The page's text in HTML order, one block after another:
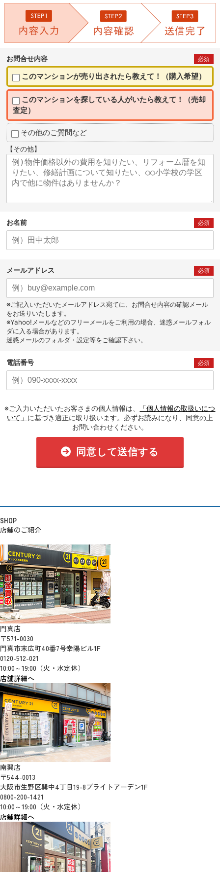
お問合せ内容 必須
このマンションが売り出されたら教えて！（購入希望）
このマンションを探している人がいたら教えて！（売却
査定）
その他のご質問など
【その他】
お名前 必須
メールアドレス 必須
※ご記入いただいたメールアドレス宛てに、お問合せ内容の確認メール
をお送りいたします。
※Yahoo!メールなどのフリーメールをご利用の場合、迷惑メールフォル
ダに入る場合があります。
迷惑メールのフォルダ・設定等をご確認下さい。
電話番号 必須
※ご入力いただいたお客さまの個人情報は、
「個人情報の取扱いにつ
いて」 に基づき適正に取り扱います。必ずお読みになり、同意の上
お問い合わせください。
同意して送信する
SHOP
店舗のご紹介
門真店
〒571-0030
門真市末広町40番7号幸陽ビル1F
0120-512-021
10:00～19:00（火・水定休）
店舗詳細へ
南巽店
〒544-0013
大阪市生野区巽中4丁目19-8ブライトアーデン1F
0800-200-1421
10:00～19:00（火・水定休）
店舗詳細へ